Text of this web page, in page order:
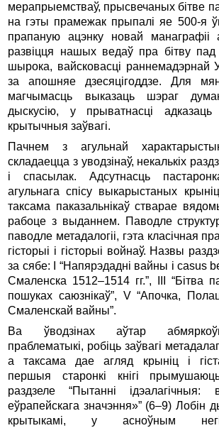
мерапрыемстваў, прысвечаных бітве
на гэты прамежак прыпалі яе 500-я
прапаную ацэнку новай
развіцця нашых ведаў пра бітву
шырока, вайсковасці раннемадэрнай
за апошняе дзесяцігоддзе. Для
магчымасць выказаць шэраг
дыскусію, у прыватнасці
крытычныя заўвагі.
Пачнем з агульнай
складаецца з уводзінаў, некалькіх
і спасылак. Адсутнасць
агульнага спісу выкарыстаных
таксама паказальнікаў стварае
рабоце з выданнем. Паводле
паводле метадалогіі, гэта класічная
гісторыі і гісторыі войнаў. Назвы
за сябе: I “Напярэдадні вайны і casus
Смаленска 1512–1514 гг.”, III “Бітва
пошуках саюзнікаў”, V “Апочка,
Смаленскай вайны”.
Ва ўводзінах аўтар
праблематыкі, робіць заўвагі
а таксама дае агляд крыніц і
першыя старонкі кнігі
раздзеле “Пытанні ідэалагічныя:
еўрапейскага значэння»” (6–9) Лобін
крытыкамі, у асноўным